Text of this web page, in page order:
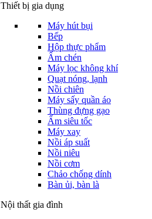
Thiết bị gia dụng
Máy hút bụi
Bếp
Hộp thực phẩm
Ấm chén
Máy lọc không khí
Quạt nóng, lạnh
Nồi chiên
Máy sấy quần áo
Thùng đựng gạo
Ấm siêu tốc
Máy xay
Nồi áp suất
Nồi niêu
Nồi cơm
Chảo chống dính
Bàn ủi, bàn là
Nội thất gia đình